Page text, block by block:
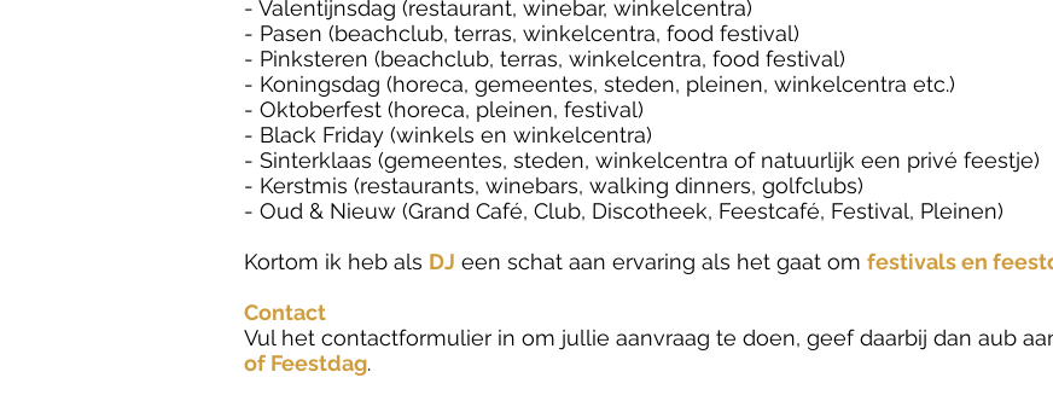
- Valentijnsdag (restaurant, winebar, winkelcentra)
- Pasen (beachclub, terras, winkelcentra, food festival)
- Pinksteren (beachclub, terras, winkelcentra, food festival)
- Koningsdag (horeca, gemeentes, steden, pleinen, winkelcentra etc.)
- Oktoberfest (horeca, pleinen, festival)
- Black Friday (winkels en winkelcentra)
- Sinterklaas (gemeentes, steden, winkelcentra of natuurlijk een privé feestje)
- Kerstmis (restaurants, winebars, walking dinners, golfclubs)
- Oud & Nieuw (Grand Café, Club, Discotheek, Feestcafé, Festival, Pleinen)
Kortom ik heb als DJ een schat aan ervaring als het gaat om festivals en
Contact
Vul het contactformulier in om jullie aanvraag te doen, geef daarbij dan aub
of Feestdag.